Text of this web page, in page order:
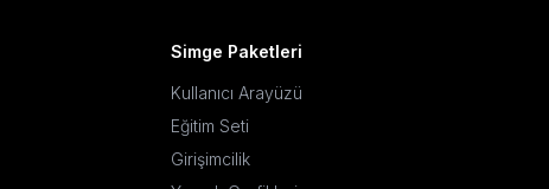
Simge Paketleri
Kullanıcı Arayüzü
Eğitim Seti
Girişimcilik